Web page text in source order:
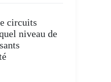
circuits
niveau de